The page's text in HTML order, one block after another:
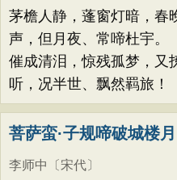
托物言志
古
小学古诗
初中
小学文言文
初中
唐诗三百首
古
古诗十九首
诸葛亮
范仲淹
周邦彦
杜荀鹤
皮日休
左丘明
黄庭坚
司马迁
文天祥
刘辰翁
纳兰性德
茅檐人静，蓬窗灯暗，春
声，但月夜、常啼杜宇。
催成清泪，惊残孤梦，又
听，况半世、飘然羁旅！
菩萨蛮·子规啼破城楼月
李师中 〔宋代〕